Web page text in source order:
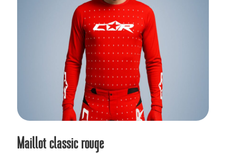
Maillot classic rouge